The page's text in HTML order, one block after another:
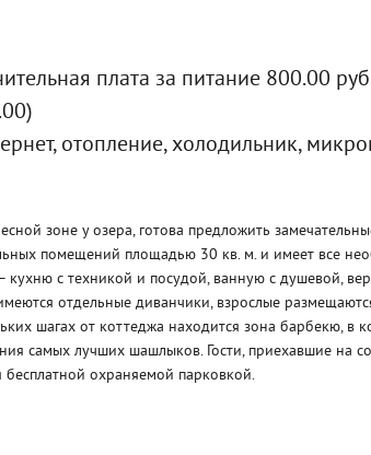
плата за питание 800.00
отопление, холодильник,
зоне у озера, готова предложить
помещений площадью 30 кв. м. и имеет все
с техникой и посудой, ванную с душевой,
отдельные диванчики, взрослые
шагах от коттеджа находится зона барбекю, в
самых лучших шашлыков. Гости, приехавшие на
бесплатной охраняемой парковкой.